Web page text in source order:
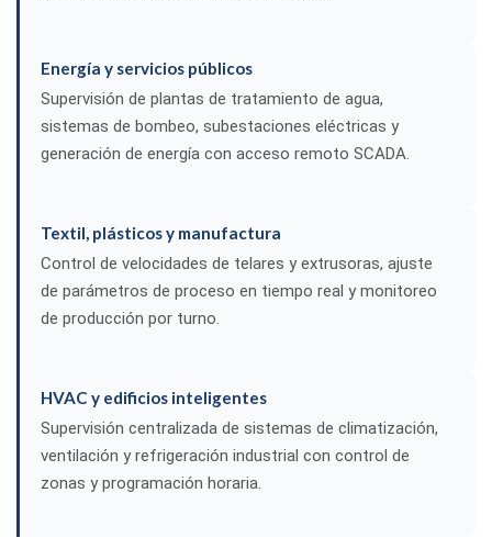
Energía y servicios públicos
Supervisión de plantas de tratamiento de agua,
sistemas de bombeo, subestaciones eléctricas y
generación de energía con acceso remoto SCADA.
Textil, plásticos y manufactura
Control de velocidades de telares y extrusoras, ajuste
de parámetros de proceso en tiempo real y monitoreo
de producción por turno.
HVAC y edificios inteligentes
Supervisión centralizada de sistemas de climatización,
ventilación y refrigeración industrial con control de
zonas y programación horaria.